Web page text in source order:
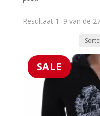
Resultaat 1–9 van de
SALE